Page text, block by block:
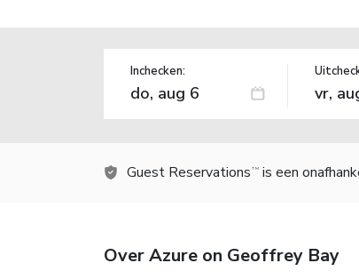
Inchecken:
Guest Reservations TM is een
Over Azure on Geoffrey Bay